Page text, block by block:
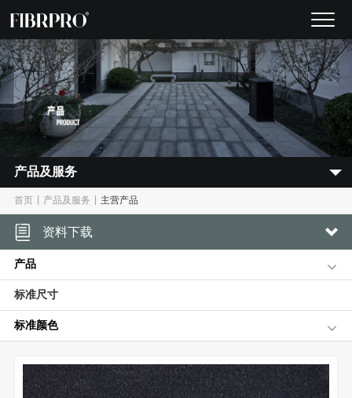
产品及服务
首页 产品及服务 主营产品
资料下载
产品
标准尺寸
标准颜色